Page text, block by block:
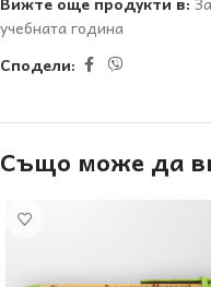
учебната година
Сподели:
Също може да